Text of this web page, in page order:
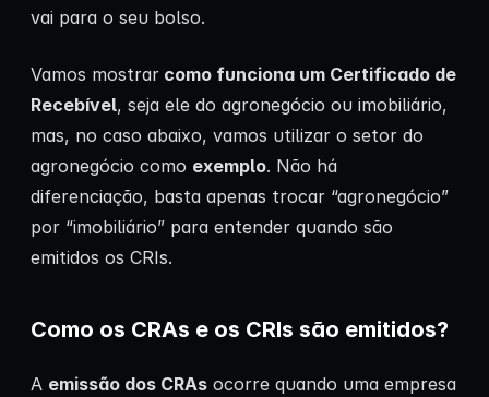
vai para o seu bolso.
Vamos mostrar como funciona um Certificado de
Recebível, seja ele do agronegócio ou imobiliário,
mas, no caso abaixo, vamos utilizar o setor do
agronegócio como exemplo. Não há
diferenciação, basta apenas trocar “agronegócio”
por “imobiliário” para entender quando são
emitidos os CRIs.
Como os CRAs e os CRIs são emitidos?
A emissão dos CRAs ocorre quando uma empresa